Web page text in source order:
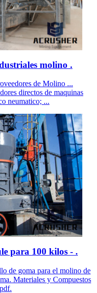
molino .
de Molino ...
directos de maquinas
neumatico; ...
para 100 kilos - .
de goma para el molino de
Materiales y Compuestos